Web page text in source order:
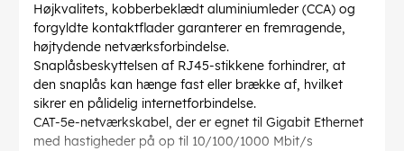
Højkvalitets, kobberbeklædt aluminiumleder (CCA) og
forgyldte kontaktflader garanterer en fremragende,
højtydende netværksforbindelse.
Snaplåsbeskyttelsen af RJ45-stikkene forhindrer, at
den snaplås kan hænge fast eller brække af, hvilket
sikrer en pålidelig internetforbindelse.
CAT-5e-netværkskabel, der er egnet til Gigabit Ethernet
med hastigheder på op til 10/100/1000 Mbit/s